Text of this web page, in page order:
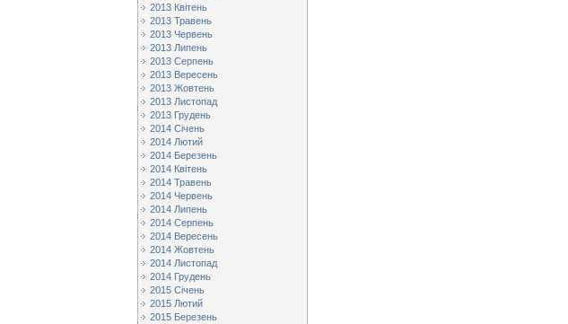
2013 Квітень
2013 Травень
2013 Червень
2013 Липень
2013 Серпень
2013 Вересень
2013 Жовтень
2013 Листопад
2013 Грудень
2014 Січень
2014 Лютий
2014 Березень
2014 Квітень
2014 Травень
2014 Червень
2014 Липень
2014 Серпень
2014 Вересень
2014 Жовтень
2014 Листопад
2014 Грудень
2015 Січень
2015 Лютий
2015 Березень